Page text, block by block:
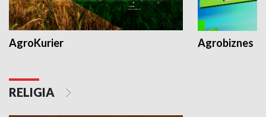
AgroKurier Agrobiznes
RELIGIA